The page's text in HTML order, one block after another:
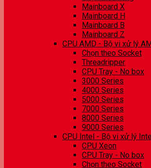
Mainboard X
Mainboard H
Mainboard B
Mainboard Z
CPU AMD - Bộ vi xử lý
Chọn theo Socket
Threadripper
CPU Tray - No box
3000 Series
4000 Series
5000 Series
7000 Series
8000 Series
9000 Series
CPU Intel - Bộ vi xử lý
CPU Xeon
CPU Tray - No box
Chọn theo Socket